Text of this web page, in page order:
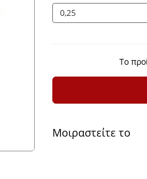
0,25
Το
Μοιραστείτε το